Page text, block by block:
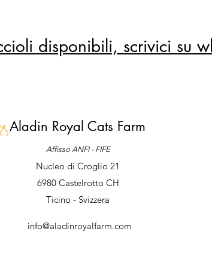
disponibili, scrivici su
Aladin Royal Cats Farm
Affisso ANFI - FIFE
Nucleo di Croglio 21
6980 Castelrotto CH
Ticino - Svizzera
info@aladinroyalfarm.com